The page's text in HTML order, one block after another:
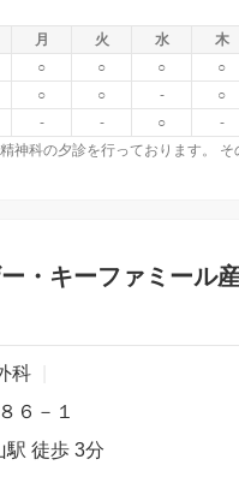
月 火 水
木
○ ○ ○
○
○ ○ -
○
- - ○ -
・キーファミール
科
６－１
駅 徒歩 3分